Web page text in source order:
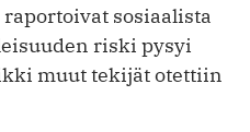
sosiaalista
riski pysyi
muut tekijät otettiin